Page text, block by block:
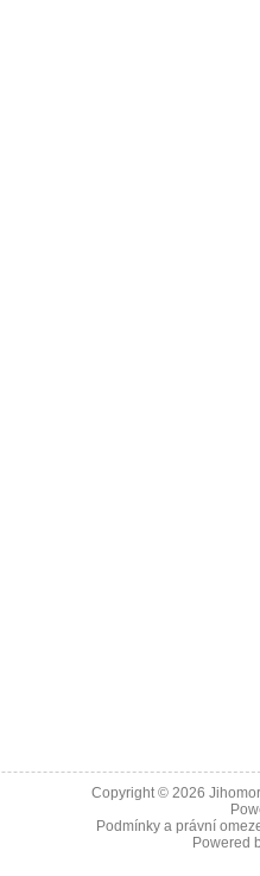
Copyright © 2026
Podmínky a právní
Powered